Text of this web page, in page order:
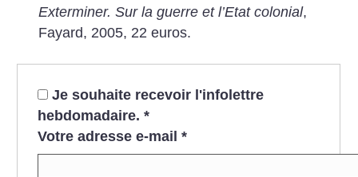
Exterminer. Sur la guerre et l’Etat colonial,
Fayard, 2005, 22 euros.
Je souhaite recevoir l'infolettre
hebdomadaire. *
Votre adresse e-mail *